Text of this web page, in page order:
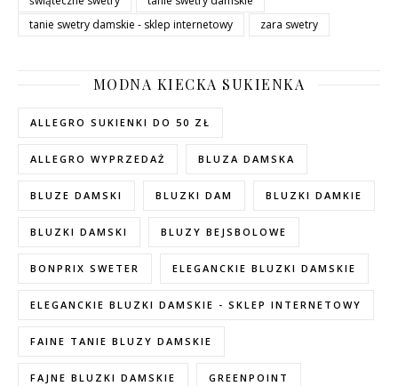
tanie swetry damskie - sklep internetowy
zara swetry
MODNA KIECKA SUKIENKA
ALLEGRO SUKIENKI DO 50 ZŁ
ALLEGRO WYPRZEDAŻ BLUZA DAMSKA
BLUZE DAMSKI BLUZKI DAM BLUZKI DAMKIE
BLUZKI DAMSKI BLUZY BEJSBOLOWE
BONPRIX SWETER ELEGANCKIE BLUZKI DAMSKIE
ELEGANCKIE BLUZKI DAMSKIE - SKLEP INTERNETOWY
FAINE TANIE BLUZY DAMSKIE
FAJNE BLUZKI DAMSKIE GREENPOINT